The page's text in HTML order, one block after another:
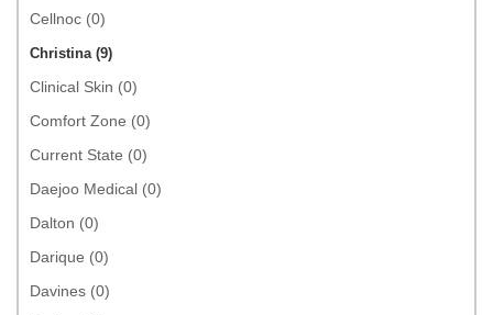
Cellnoc (0)
Christina (9)
Clinical Skin (0)
Comfort Zone (0)
Current State (0)
Daejoo Medical (0)
Dalton (0)
Darique (0)
Davines (0)